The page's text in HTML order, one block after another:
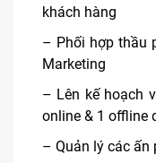
khách hàng
– Phối hợp thầu
Marketing
– Lên kế hoạch
online & 1 offline
– Quản lý các ấn